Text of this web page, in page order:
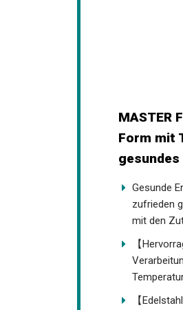
MASTER
Form mit
Gesunde
zufrieden
mit den
【
【